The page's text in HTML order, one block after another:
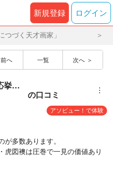
新規登録 ログイン
づく天才画家」
前へ 一覧 次へ
につ
の口コミ ︙
アソビュー！で体験
多数あります。
虎図襖は圧巻で一見の価値あり